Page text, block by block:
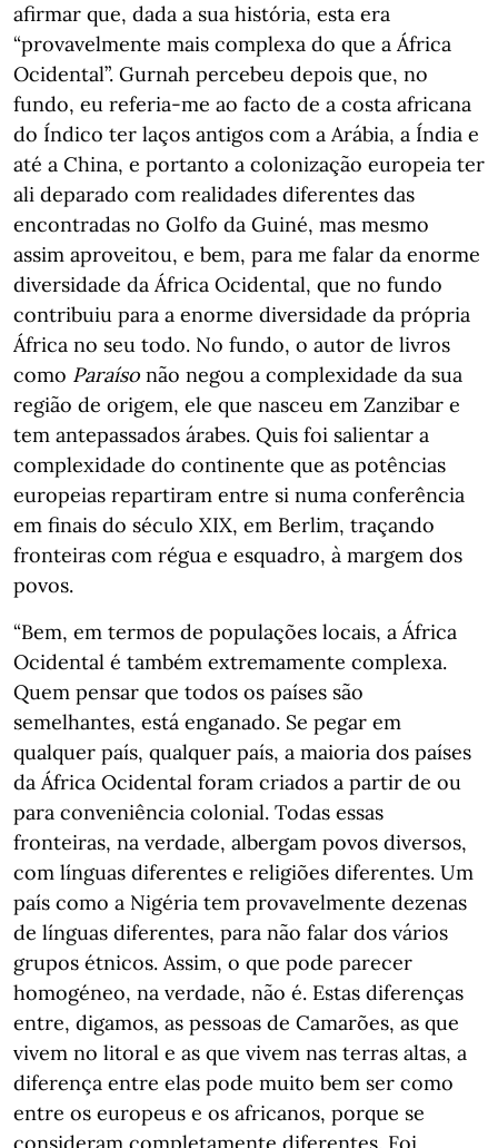
afirmar que, dada a sua história, esta era
“provavelmente mais complexa do que a África
Ocidental”. Gurnah percebeu depois que, no
fundo, eu referia-me ao facto de a costa africana
do Índico ter laços antigos com a Arábia, a Índia e
até a China, e portanto a colonização europeia ter
ali deparado com realidades diferentes das
encontradas no Golfo da Guiné, mas mesmo
assim aproveitou, e bem, para me falar da enorme
diversidade da África Ocidental, que no fundo
contribuiu para a enorme diversidade da própria
África no seu todo. No fundo, o autor de livros
como Paraíso não negou a complexidade da sua
região de origem, ele que nasceu em Zanzibar e
tem antepassados árabes. Quis foi salientar a
complexidade do continente que as potências
europeias repartiram entre si numa conferência
em finais do século XIX, em Berlim, traçando
fronteiras com régua e esquadro, à margem dos
povos.
“Bem, em termos de populações locais, a África
Ocidental é também extremamente complexa.
Quem pensar que todos os países são
semelhantes, está enganado. Se pegar em
qualquer país, qualquer país, a maioria dos países
da África Ocidental foram criados a partir de ou
para conveniência colonial. Todas essas
fronteiras, na verdade, albergam povos diversos,
com línguas diferentes e religiões diferentes. Um
país como a Nigéria tem provavelmente dezenas
de línguas diferentes, para não falar dos vários
grupos étnicos. Assim, o que pode parecer
homogéneo, na verdade, não é. Estas diferenças
entre, digamos, as pessoas de Camarões, as que
vivem no litoral e as que vivem nas terras altas, a
diferença entre elas pode muito bem ser como
entre os europeus e os africanos, porque se